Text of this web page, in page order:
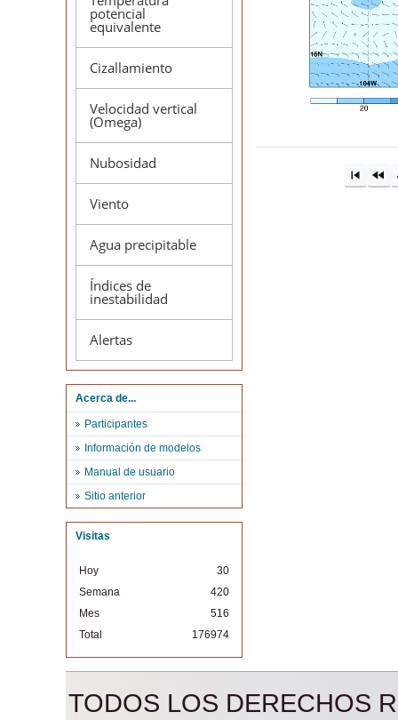
potencial
equivalente
Cizallamiento
Velocidad vertical
(Omega)
Nubosidad
Viento
Agua precipitable
Índices de
inestabilidad
Alertas
Acerca de...
Participantes
Información de modelos
Manual de usuario
Sitio anterior
Visitas
Hoy
30
Semana
420
Mes
516
Total
176974
TODOS LOS DERECHOS